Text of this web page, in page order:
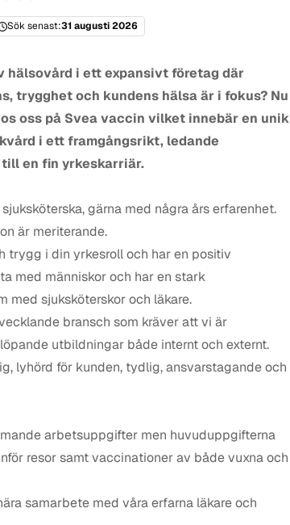
Sök senast:31 augusti 2026
hälsovård i ett expansivt företag där
trygghet och kundens hälsa är i fokus? Nu
oss på Svea vaccin vilket innebär en unik
i ett framgångsrikt, ledande
en fin yrkeskarriär.
gärna med några års erfarenhet.
är meriterande.
trygg i din yrkesroll och har en positiv
med människor och har en stark
med sjuksköterskor och läkare.
bransch som kräver att vi är
utbildningar både internt och externt.
lyhörd för kunden, tydlig, ansvarstagande och
arbetsuppgifter men huvuduppgifterna
resor samt vaccinationer av både vuxna och
samarbete med våra erfarna läkare och